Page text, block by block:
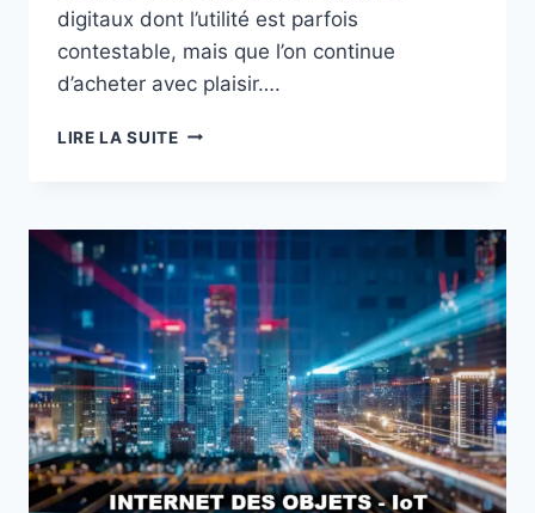
digitaux dont l’utilité est parfois
contestable, mais que l’on continue
d’acheter avec plaisir….
LIRE LA SUITETOP
DIGITAUX
INUTILES
MAIS
ADORÉS